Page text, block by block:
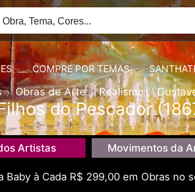
COMPRE POR TEMAS
Obras de Arte Realismo
do Pescador
Artistas Movimentos da
Baby à Cada R$ 299,00 em Obras no